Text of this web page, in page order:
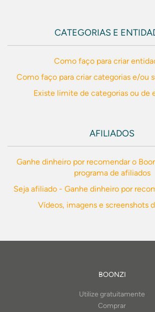
CATEGORIAS E
Como faço para criar
Como faço para criar categorias e/ou
Existe limite de categorias ou de
AFILIADOS
Ganhe dinheiro por recomendar o
programa de afiliados
Seja afiliado - Ganhe dinheiro por
Vídeos, imagens e screenshots
BOONZI
Utilize gratuitamente
Comprar